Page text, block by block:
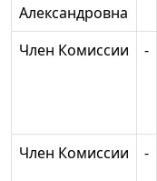
Александровна
Член Комиссии -
Член Комиссии
-